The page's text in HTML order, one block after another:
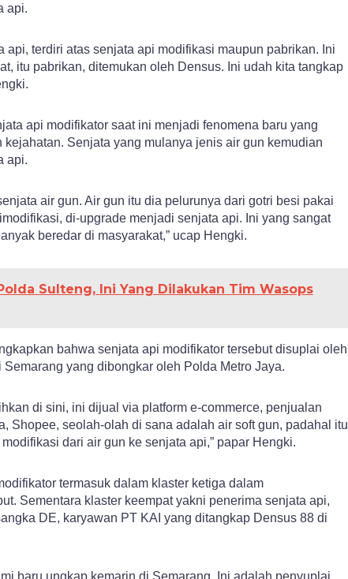
api.
api, terdiri atas senjata api modifikasi maupun pabrikan. Ini
itu pabrikan, ditemukan oleh Densus. Ini udah kita tangkap
api modifikator saat ini menjadi fenomena baru yang
Senjata yang mulanya jenis air gun kemudian
api.
air gun. Air gun itu dia pelurunya dari gotri besi pakai
di-upgrade menjadi senjata api. Ini yang sangat
beredar di masyarakat,” ucap Hengki.
Sulteng, Ini Yang Dilakukan Tim Wasops
bahwa senjata api modifikator tersebut disuplai oleh
yang dibongkar oleh Polda Metro Jaya.
di sini, ini dijual via platform e-commerce, penjualan
Shopee, seolah-olah di sana adalah air soft gun, padahal itu
dari air gun ke senjata api,” papar Hengki.
termasuk dalam klaster ketiga dalam
Sementara klaster keempat yakni penerima senjata api,
DE, karyawan PT KAI yang ditangkap Densus 88 di